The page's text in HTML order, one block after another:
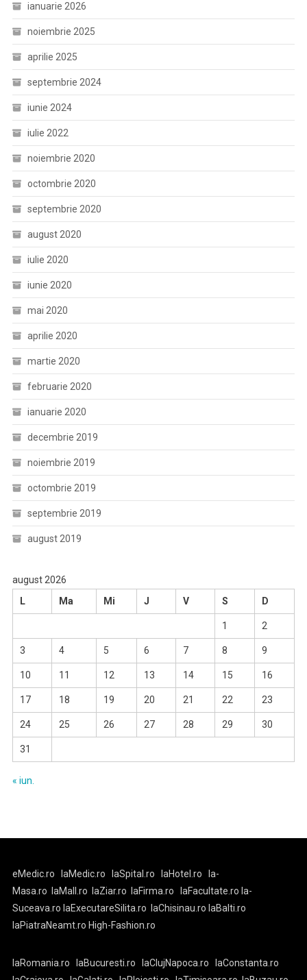
ianuarie 2026
noiembrie 2025
aprilie 2025
septembrie 2024
iunie 2024
iulie 2022
noiembrie 2020
octombrie 2020
septembrie 2020
august 2020
iulie 2020
iunie 2020
mai 2020
aprilie 2020
martie 2020
februarie 2020
ianuarie 2020
decembrie 2019
noiembrie 2019
octombrie 2019
septembrie 2019
august 2019
august 2026
L
Ma Mi J V S D
1 2
3 4 5 6 7 8 9
10 11 12 13 14 15 16
17 18 19 20 21 22 23
24 25 26 27 28 29 30
31
« iun.
eMedic.ro laMedic.ro laSpital.ro laHotel.ro
la-
Masa.ro
laMall.ro laZiar.ro laFirma.ro laFacultate.ro la-
Suceava.ro laExecutareSilita.ro laChisinau.ro laBalti.ro
laPiatraNeamt.ro High-Fashion.ro
laRomania.ro laBucuresti.ro laClujNapoca.ro
laConstanta.ro